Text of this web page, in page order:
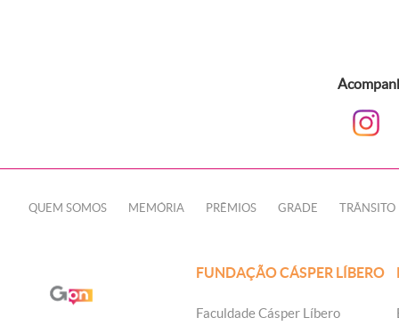
QUEM SOMOS MEMÓRIA PRÊMIOS GRADE TRÂNSITO
FUNDAÇÃO CÁSPER LÍBERO
Faculdade Cásper Líbero